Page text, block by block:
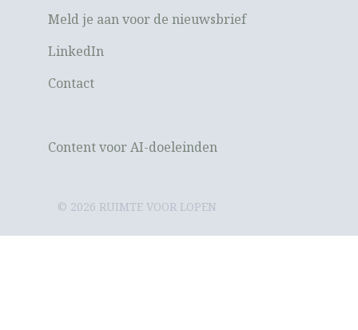
Meld je aan voor de nieuwsbrief
LinkedIn
Contact
Content voor AI-doeleinden
© 2026 RUIMTE VOOR LOPEN